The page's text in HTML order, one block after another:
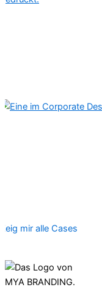
Zeig mir alle Cases